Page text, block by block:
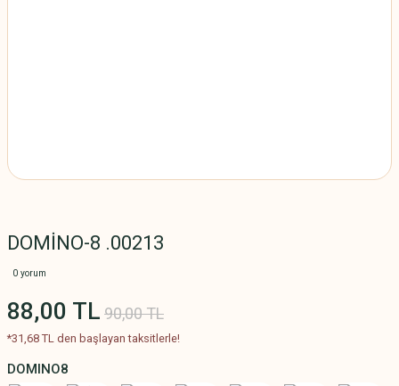
DOMİNO-8 .00213
0 yorum
88,00 TL 90,00 TL
*31,68 TL den başlayan taksitlerle!
DOMINO8